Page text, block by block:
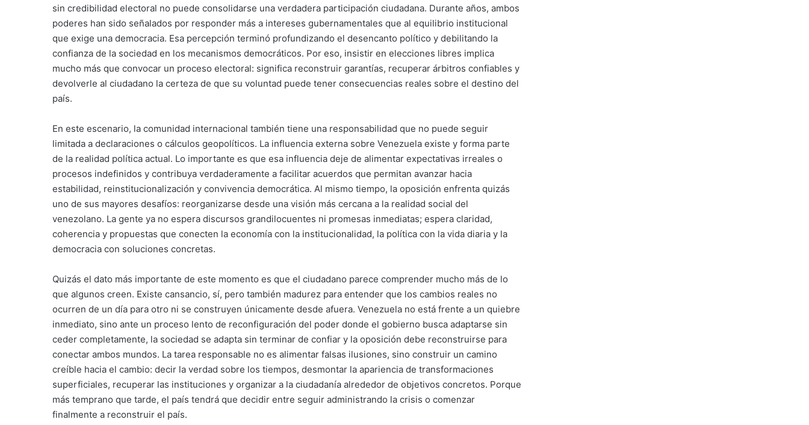
sin credibilidad electoral no puede consolidarse una verdadera participación ciudadana. Durante años, ambos
poderes han sido señalados por responder más a intereses gubernamentales que al equilibrio institucional
que exige una democracia. Esa percepción terminó profundizando el desencanto político y debilitando la
confianza de la sociedad en los mecanismos democráticos. Por eso, insistir en elecciones libres implica
mucho más que convocar un proceso electoral: significa reconstruir garantías, recuperar árbitros confiables y
devolverle al ciudadano la certeza de que su voluntad puede tener consecuencias reales sobre el destino del
país.
En este escenario, la comunidad internacional también tiene una responsabilidad que no puede seguir
limitada a declaraciones o cálculos geopolíticos. La influencia externa sobre Venezuela existe y forma parte
de la realidad política actual. Lo importante es que esa influencia deje de alimentar expectativas irreales o
procesos indefinidos y contribuya verdaderamente a facilitar acuerdos que permitan avanzar hacia
estabilidad, reinstitucionalización y convivencia democrática. Al mismo tiempo, la oposición enfrenta quizás
uno de sus mayores desafíos: reorganizarse desde una visión más cercana a la realidad social del
venezolano. La gente ya no espera discursos grandilocuentes ni promesas inmediatas; espera claridad,
coherencia y propuestas que conecten la economía con la institucionalidad, la política con la vida diaria y la
democracia con soluciones concretas.
Quizás el dato más importante de este momento es que el ciudadano parece comprender mucho más de lo
que algunos creen. Existe cansancio, sí, pero también madurez para entender que los cambios reales no
ocurren de un día para otro ni se construyen únicamente desde afuera. Venezuela no está frente a un quiebre
inmediato, sino ante un proceso lento de reconfiguración del poder donde el gobierno busca adaptarse sin
ceder completamente, la sociedad se adapta sin terminar de confiar y la oposición debe reconstruirse para
conectar ambos mundos. La tarea responsable no es alimentar falsas ilusiones, sino construir un camino
creíble hacia el cambio: decir la verdad sobre los tiempos, desmontar la apariencia de transformaciones
superficiales, recuperar las instituciones y organizar a la ciudadanía alrededor de objetivos concretos. Porque
más temprano que tarde, el país tendrá que decidir entre seguir administrando la crisis o comenzar
finalmente a reconstruir el país.